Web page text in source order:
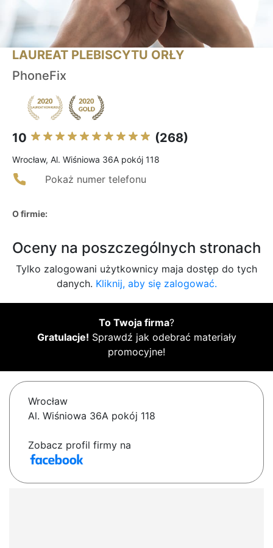
LAUREAT PLEBISCYTU ORŁY
PhoneFix
10 (268)
Wrocław, Al. Wiśniowa 36A pokój 118
Pokaż numer telefonu
O firmie:
Oceny na poszczególnych stronach
Tylko zalogowani użytkownicy maja dostęp do tych
danych. Kliknij, aby się zalogować.
To Twoja firma?
Gratulacje! Sprawdź jak odebrać materiały
promocyjne!
Wrocław
Al. Wiśniowa 36A pokój 118
Zobacz profil firmy na